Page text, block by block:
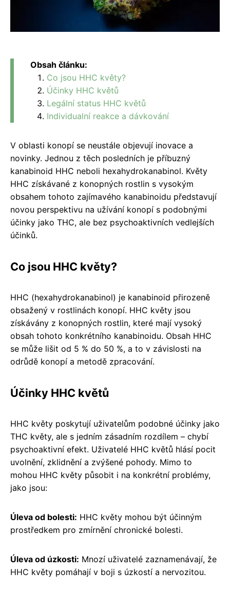
Obsah článku:
Co jsou HHC květy?
Účinky HHC květů
Legální status HHC květů
Individualní reakce a dávkování
V oblasti konopí se neustále objevují inovace a
novinky. Jednou z těch posledních je příbuzný
kanabinoid HHC neboli hexahydrokanabinol. Květy
HHC získávané z konopných rostlin s vysokým
obsahem tohoto zajímavého kanabinoidu představují
novou perspektivu na užívání konopí s podobnými
účinky jako THC, ale bez psychoaktivních vedlejších
účinků.
Co jsou HHC květy?
HHC (hexahydrokanabinol) je kanabinoid přirozeně
obsažený v rostlinách konopí. HHC květy jsou
získávány z konopných rostlin, které mají vysoký
obsah tohoto konkrétního kanabinoidu. Obsah HHC
se může lišit od 5 % do 50 %, a to v závislosti na
odrůdě konopí a metodě zpracování.
Účinky HHC květů
HHC květy poskytují uživatelům podobné účinky jako
THC květy, ale s jedním zásadním rozdílem – chybí
psychoaktivní efekt. Uživatelé HHC květů hlásí pocit
uvolnění, zklidnění a zvýšené pohody. Mimo to
mohou HHC květy působit i na konkrétní problémy,
jako jsou:
Úleva od bolesti: HHC květy mohou být účinným
prostředkem pro zmírnění chronické bolesti.
Úleva od úzkosti: Mnozí uživatelé zaznamenávají, že
HHC květy pomáhají v boji s úzkostí a nervozitou.